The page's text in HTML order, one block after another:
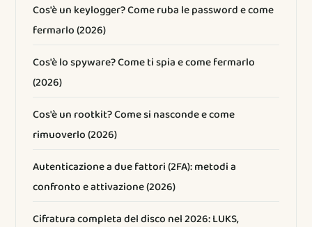
Cos'è un keylogger? Come ruba le password e come
fermarlo (2026)
Cos'è lo spyware? Come ti spia e come fermarlo
(2026)
Cos'è un rootkit? Come si nasconde e come
rimuoverlo (2026)
Autenticazione a due fattori (2FA): metodi a
confronto e attivazione (2026)
Cifratura completa del disco nel 2026: LUKS,